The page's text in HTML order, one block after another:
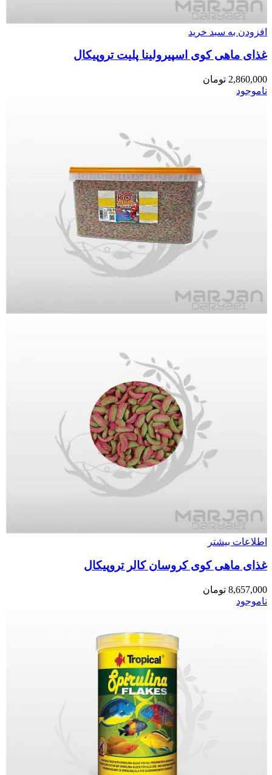
افزودن به سبد خرید
غذای ماهی کوی اسپیرولینا پلیت تروپیکال
2,860,000 تومان
ناموجود
اطلاعات بیشتر
غذای ماهی کوی کروسان کالر تروپیکال
8,657,000 تومان
ناموجود